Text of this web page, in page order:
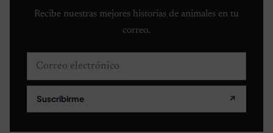
Recibe nuestras mejores historias de animales en tu
correo.
Correo electrónico
Suscribirme ↗